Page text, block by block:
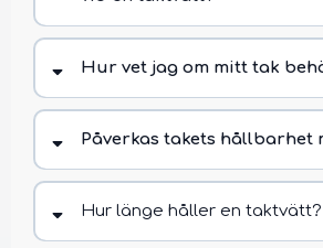
Hur vet jag om mitt tak
Påverkas takets hållbarhet
Hur länge håller en taktvätt?